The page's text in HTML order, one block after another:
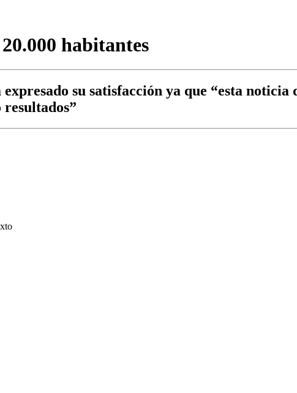
habitantes
su satisfacción ya que “esta